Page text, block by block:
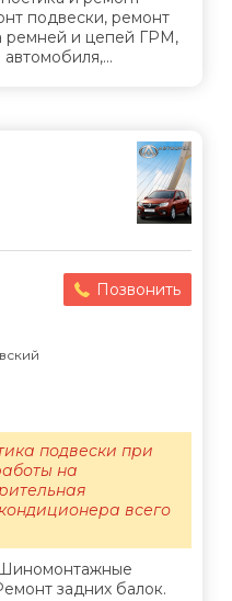
подвески, ремонт
ремней и цепей ГРМ,
Позвонить
задних балок.
подвески при
на
всего